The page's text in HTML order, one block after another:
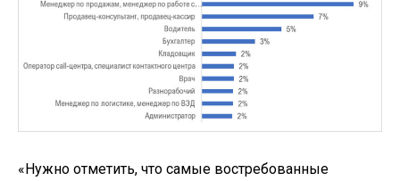
«Нужно отметить, что самые востребованные